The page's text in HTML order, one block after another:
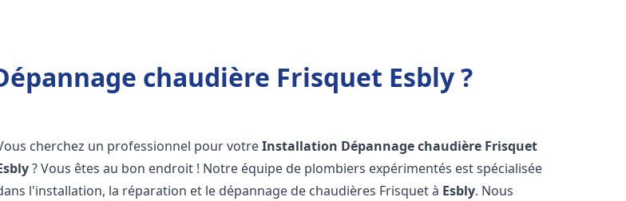
chaudière Frisquet Esbly ?
cherchez un professionnel pour votreInstallation Dépannage chaudière Frisquet
? Vous êtes au bon endroit ! Notre équipe de plombiers expérimentés est spécialisée
l'installation, la réparation et le dépannage de chaudières Frisquet à Esbly. Nous